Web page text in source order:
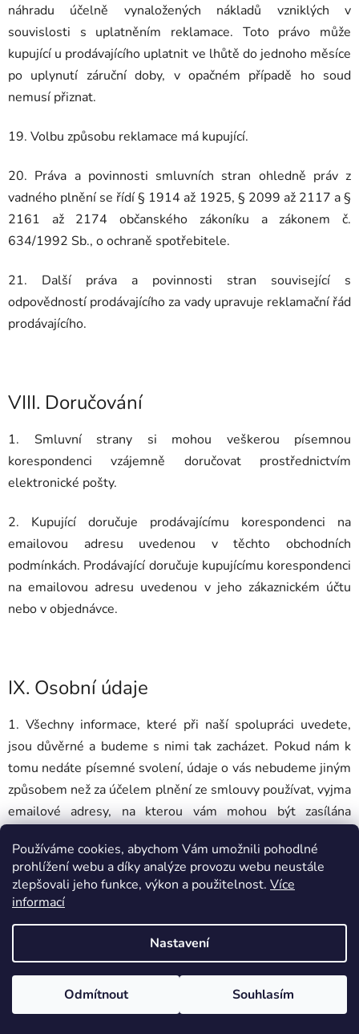
Používáme cookies, abychom Vám umožnili pohodlné
prohlížení webu a díky analýze provozu webu neustále
zlepšovali jeho funkce, výkon a použitelnost. Více
informací
Nastavení
Odmítnout Souhlasím
náhradu účelně vynaložených nákladů vzniklých v
souvislosti s uplatněním reklamace. Toto právo může
kupující u prodávajícího uplatnit ve lhůtě do jednoho měsíce
po uplynutí záruční doby, v opačném případě ho soud
nemusí přiznat.
19. Volbu způsobu reklamace má kupující.
20. Práva a povinnosti smluvních stran ohledně práv z
vadného plnění se řídí § 1914 až 1925, § 2099 až 2117 a §
2161 až 2174 občanského zákoníku a zákonem č.
634/1992 Sb., o ochraně spotřebitele.
21. Další práva a povinnosti stran související s
odpovědností prodávajícího za vady upravuje reklamační řád
prodávajícího.
VIII. Doručování
1. Smluvní strany si mohou veškerou písemnou
korespondenci vzájemně doručovat prostřednictvím
elektronické pošty.
2. Kupující doručuje prodávajícímu korespondenci na
emailovou adresu uvedenou v těchto obchodních
podmínkách. Prodávající doručuje kupujícímu korespondenci
na emailovou adresu uvedenou v jeho zákaznickém účtu
nebo v objednávce.
IX. Osobní údaje
1. Všechny informace, které při naší spolupráci uvedete,
jsou důvěrné a budeme s nimi tak zacházet. Pokud nám k
tomu nedáte písemné svolení, údaje o vás nebudeme jiným
způsobem než za účelem plnění ze smlouvy používat, vyjma
emailové adresy, na kterou vám mohou být zasílána
pokud jej neodmítnete. Tato sdělení se mohou týkat pouze
obdobného nebo souvisejícího zboží a lze je kdykoliv
jednoduchým způsobem (zasláním dopisu, emailu nebo
proklikem na odkaz v obchodním sdělení) odhlásit.
Emailová adresa bude za tímto účelem uchovávána po dobu
3 let od uzavření poslední smlouvy mezi smluvními